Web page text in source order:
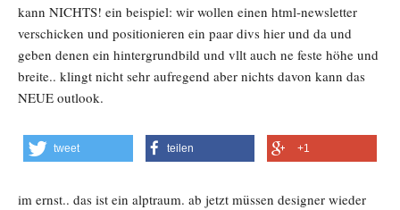
kann NICHTS! ein beispiel: wir wollen einen html-newsletter
verschicken und positionieren ein paar divs hier und da und
geben denen ein hintergrundbild und vllt auch ne feste höhe und
breite.. klingt nicht sehr aufregend aber nichts davon kann das
NEUE outlook.
tweet teilen +1
im ernst.. das ist ein alptraum. ab jetzt müssen designer wieder